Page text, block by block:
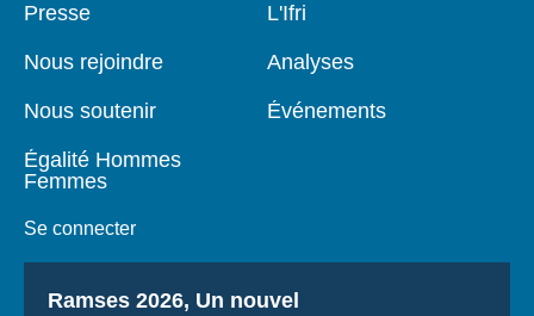
Pied
Presse
Nous rejoindre
Nous soutenir
Égalité Hommes
Femmes
Se connecter
Navigation
L'Ifri
Analyses
Événements
Titre
Ramses 2026, Un nouvel